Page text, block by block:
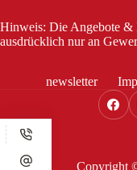
Hinweis: Die Angebote &
ausdrücklich nur an
newsletter
Copyright